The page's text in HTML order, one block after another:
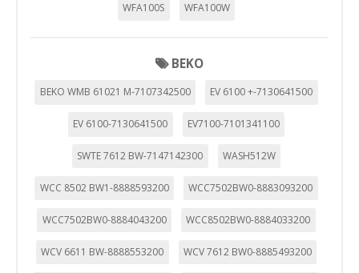
WFA100S WFA100W
BEKO
BEKO WMB 61021 M-7107342500 EV 6100 +-7130641500
EV 6100-7130641500 EV7100-7101341100
SWTE 7612 BW-7147142300 WASH512W
WCC 8502 BW1-8888593200 WCC7502BW0-8883093200
WCC7502BW0-8884043200 WCC8502BW0-8884033200
WCV 6611 BW-8888553200 WCV 7612 BW0-8885493200